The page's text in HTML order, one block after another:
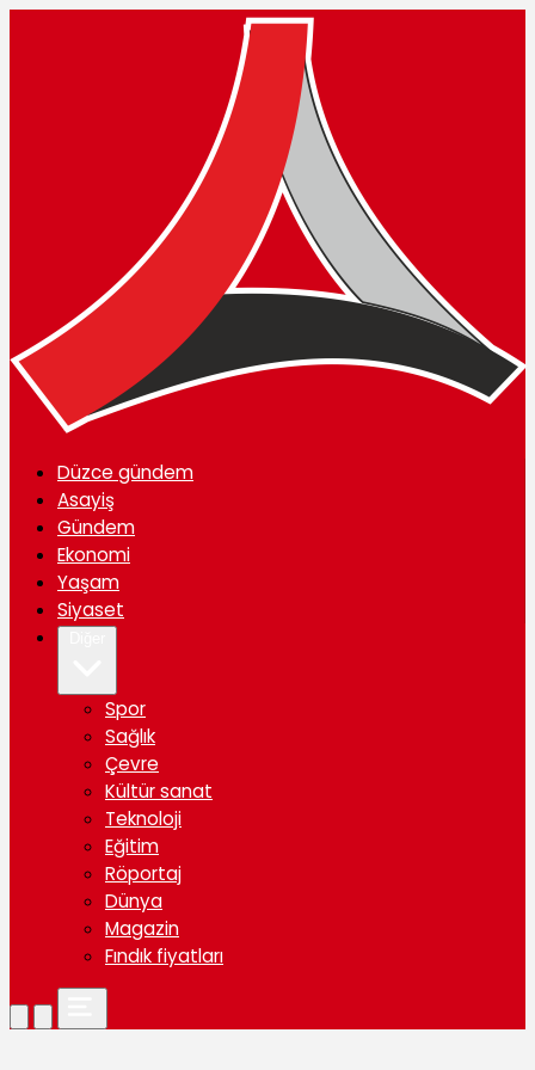
Düzce gündem
Asayiş
Gündem
Ekonomi
Yaşam
Siyaset
Spor
Sağlık
Çevre
Kültür sanat
Teknoloji
Eğitim
Röportaj
Dünya
Magazin
Fındık fiyatları